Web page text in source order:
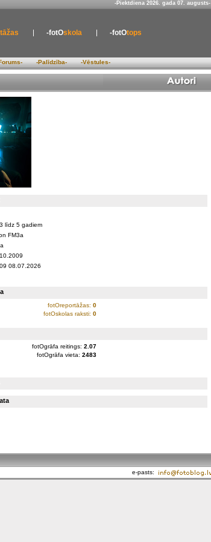
-Piektdiena 2026. gada 07. augusts-
-fotOskola -fotOtops
-Palīdzība- -Vēstules-
līdz 5 gadiem
FM3a
08.07.2026
fotOreportāžas:0
fotOskolas raksti:0
fotOgrāfa reitings:2.07
fotOgrāfa vieta:2483
e-pasts: